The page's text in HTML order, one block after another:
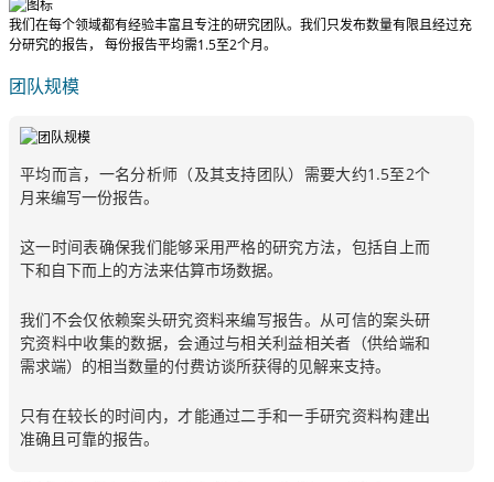
我们在每个领域都有经验丰富且专注的研究团队。我们只发布数量有限且经过充
分研究的报告， 每份报告平均需1.5至2个月。
团队规模
平均而言，一名分析师（及其支持团队）需要大约1.5至2个
月来编写一份报告。
这一时间表确保我们能够采用严格的研究方法，包括自上而
下和自下而上的方法来估算市场数据。
我们不会仅依赖案头研究资料来编写报告。从可信的案头研
究资料中收集的数据，会通过与相关利益相关者（供给端和
需求端）的相当数量的付费访谈所获得的见解来支持。
只有在较长的时间内，才能通过二手和一手研究资料构建出
准确且可靠的报告。